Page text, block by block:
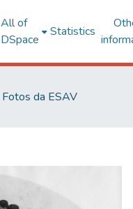
All of
DSpace
Statistics
Fotos da ESAV